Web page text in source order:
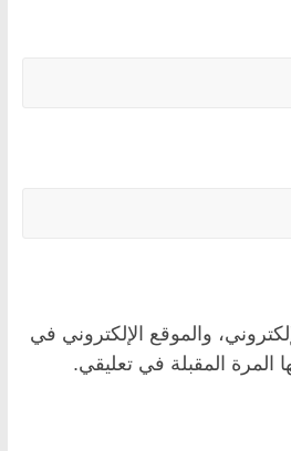
والموقع الإلكتروني في
المرة المقبلة في تعليقي.